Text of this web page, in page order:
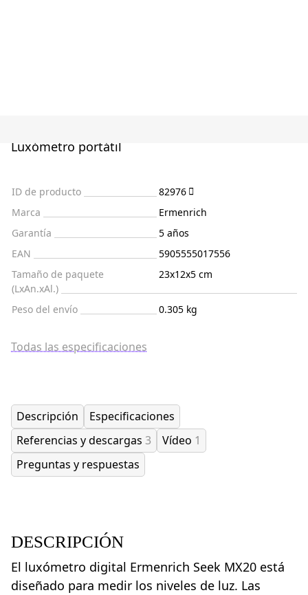
Luxómetro portátil
ID de producto
82976
Marca
Ermenrich
Garantía
5 años
EAN
5905555017556
Tamaño de paquete
(LxAn.xAl.)
23x12x5 cm
Peso del envío 0.305 kg
Todas las especificaciones
Descripción
Especificaciones
Referencias y descargas 3 Vídeo 1
Preguntas y respuestas
DESCRIPCIÓN
El luxómetro digital Ermenrich Seek MX20 está
diseñado para medir los niveles de luz. Las